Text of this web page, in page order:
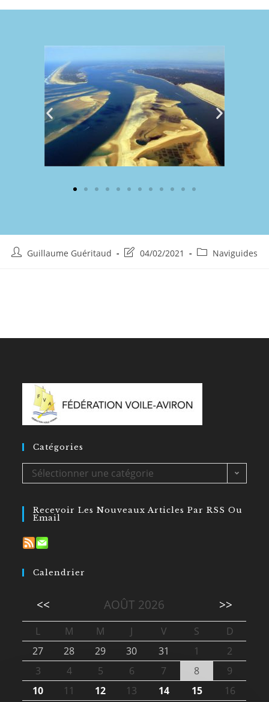
Guillaume Guéritaud 04/02/2021 Naviguides
Catégories
Sélectionner une catégorie
Recevoir Les Nouveaux Articles Par RSS Ou
Email
Calendrier
<< AOÛT 2026 >>
L M M J V S
D
27
28 29 30 31 1
2
3
4 5 6 7 8
9
10
11 12 13 14 15 16